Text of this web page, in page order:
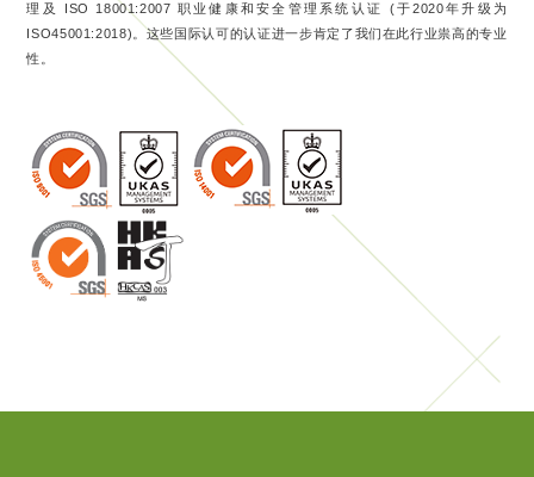
理及 ISO 18001:2007 职业健康和安全管理系统认证 (于2020年升级为
ISO45001:2018)。这些国际认可的认证进一步肯定了我们在此行业祟高的专业
性。